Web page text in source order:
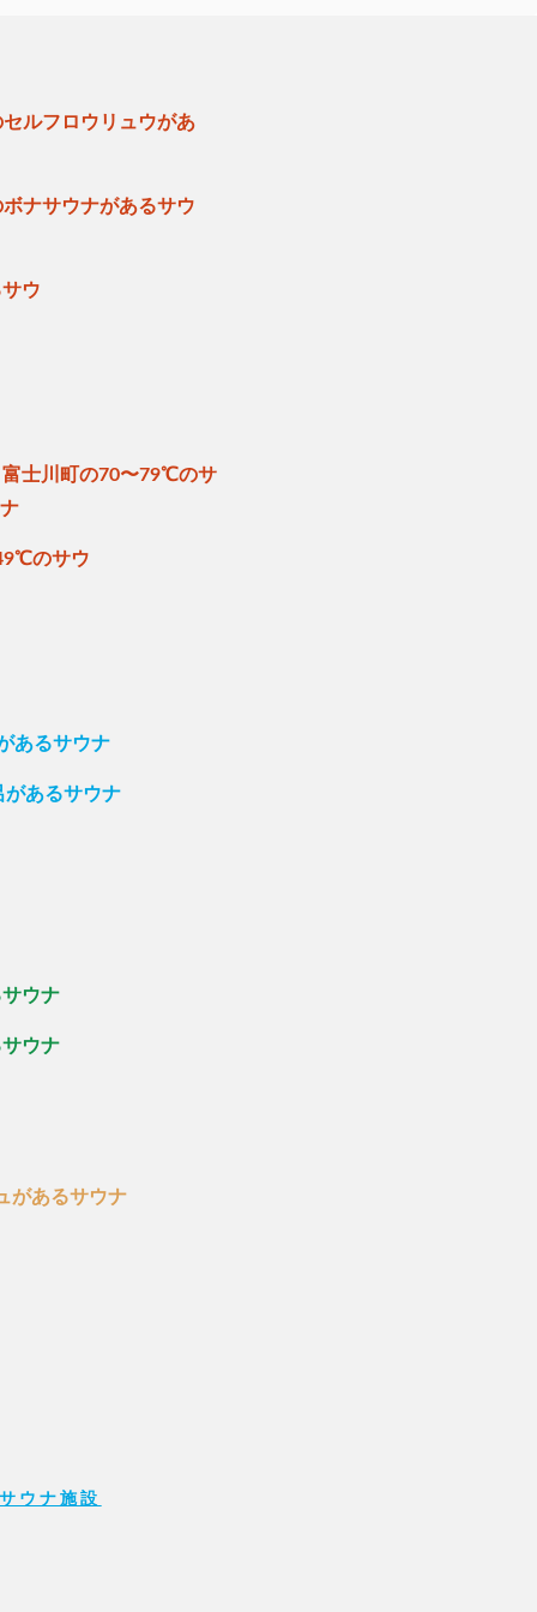
ルフロウリュウがあ
ナサウナがあるサウ
ウ
富士川町の70〜79℃のサ
のサウ
あるサウナ
あるサウナ
ウナ
ウナ
があるサウナ
ウナ施設